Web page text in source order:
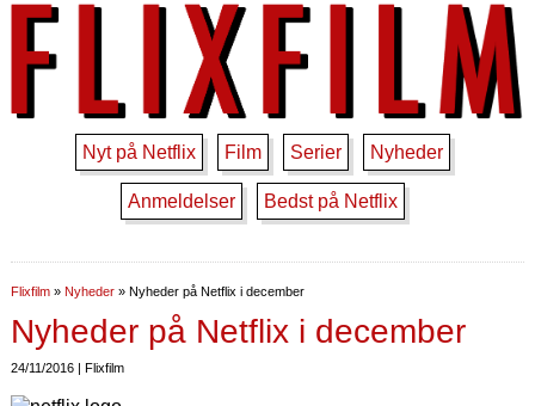
Nyt på Netflix Film Serier Nyheder
Anmeldelser Bedst på Netflix
Flixfilm » Nyheder »Nyheder på Netflix i december
Nyheder på Netflix i december
24/11/2016 | Flixfilm